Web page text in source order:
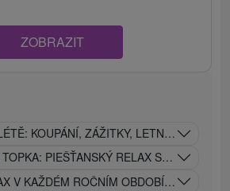
ZOBRAZIT
KOUPÁNÍ, ZÁŽITKY, LETNÍ
PIEŠŤANSKÝ RELAX SE
V KAŽDÉM ROČNÍM OBDOBÍ: